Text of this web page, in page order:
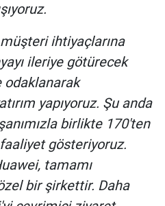
ihtiyaçlarına
ileriye götürecek
yapıyoruz. Şu anda
birlikte 170'ten
gösteriyoruz.
tamamı
bir şirkettir. Daha